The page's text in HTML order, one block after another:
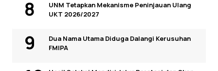
UNM Tetapkan Mekanisme Peninjauan Ulang
UKT 2026/2027
Dua Nama Utama Diduga Dalangi Kerusuhan
FMIPA